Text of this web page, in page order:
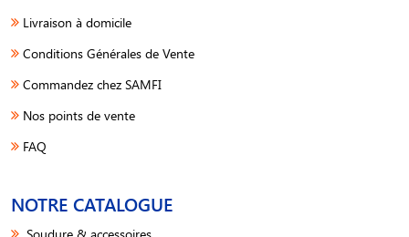
Livraison à domicile
Conditions Générales de Vente
Commandez chez SAMFI
Nos points de vente
FAQ
NOTRE CATALOGUE